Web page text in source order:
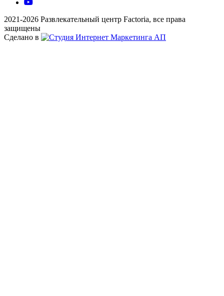
2021-2026 Развлекательный центр Factoria, все права
защищены
Сделано в